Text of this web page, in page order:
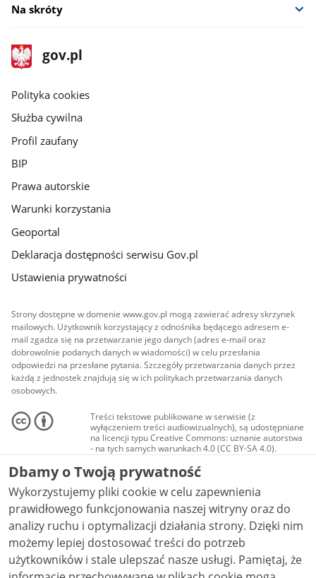
Na skróty
stopka
gov.pl
Strona
gov.pl
gov.pl
Polityka cookies
Służba cywilna
Profil zaufany
BIP
Prawa autorskie
Warunki korzystania
Geoportal
Deklaracja dostępności serwisu Gov.pl
Ustawienia prywatności
Strony dostępne w domenie www.gov.pl mogą zawierać adresy skrzynek
mailowych. Użytkownik korzystający z odnośnika będącego adresem e-
mail zgadza się na przetwarzanie jego danych (adres e-mail oraz
dobrowolnie podanych danych w wiadomości) w celu przesłania
odpowiedzi na przesłane pytania. Szczegóły przetwarzania danych przez
każdą z jednostek znajdują się w ich politykach przetwarzania danych
osobowych.
Treści tekstowe publikowane w serwisie (z
wyłączeniem treści audiowizualnych), są udostępniane
na licencji typu Creative Commons: uznanie autorstwa
- na tych samych warunkach 4.0 (CC BY-SA 4.0).
Materiały audiowizualne, w tym zdjęcia, materiały
audio i wideo, są udostępniane na licencji typu
Creative Commons: uznanie autorstwa użycie
niekomercyjne - bez utworów zależnych 4.0 (CC BY-
NC-ND 4.0), o ile nie jest to stwierdzone inaczej.
Dbamy o Twoją prywatność
Wykorzystujemy pliki cookie w celu zapewnienia
prawidłowego funkcjonowania naszej witryny oraz do
analizy ruchu i optymalizacji działania strony. Dzięki nim
możemy lepiej dostosować treści do potrzeb
użytkowników i stale ulepszać nasze usługi. Pamiętaj, że